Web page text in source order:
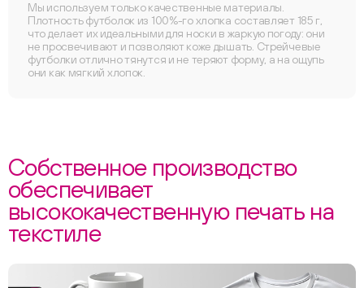
Мы используем только качественные материалы.
Плотность футболок из 100%-го хлопка составляет 185 г,
что делает их идеальными для носки в жаркую погоду: они
не просвечивают и позволяют коже дышать. Стрейчевые
футболки отлично тянутся и не теряют форму, а на ощупь
они как мягкий хлопок.
Собственное производство
обеспечивает
высококачественную печать на
текстиле